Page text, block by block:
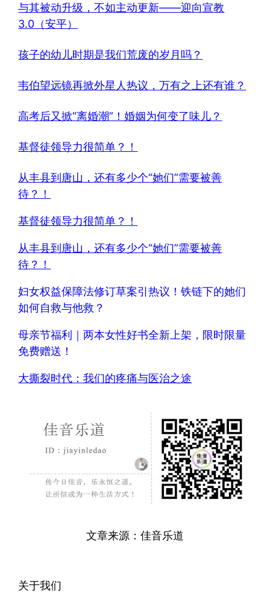
与其被动升级，不如主动更新——迎向宣教
3.0（安平）
孩子的幼儿时期是我们荒废的岁月吗？
韦伯望远镜再掀外星人热议，万有之上还有谁？
高考后又掀“离婚潮”！婚姻为何变了味儿？
基督徒领导力很简单？！
从丰县到唐山，还有多少个“她们”需要被善
待？！
基督徒领导力很简单？！
从丰县到唐山，还有多少个“她们”需要被善
待？！
妇女权益保障法修订草案引热议！铁链下的她们
如何自救与他救？
母亲节福利｜两本女性好书全新上架，限时限量
免费赠送！
大撕裂时代：我们的疼痛与医治之途
文章来源：佳音乐道
关于我们